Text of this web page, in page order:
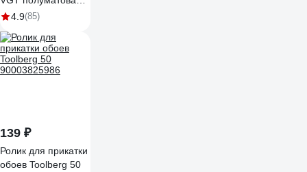
супербелая база А
4.9(85)
139 ₽
Ролик для прикатки
обоев Toolberg 50